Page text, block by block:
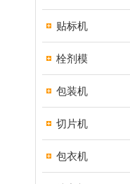
贴标机
栓剂模
包装机
切片机
包衣机